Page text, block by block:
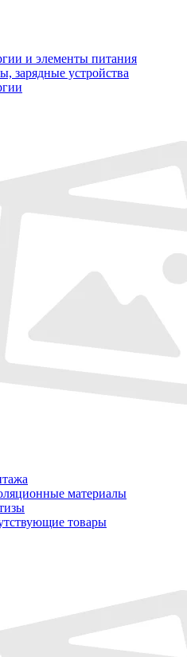
и элементы питания
зарядные устройства
материалы
товары